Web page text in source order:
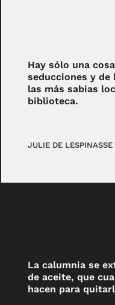
Hay sólo una
seducciones y
las más sabias
biblioteca.
JULIE DE LESPINASSE
La calumnia se
de aceite, que
hacen para